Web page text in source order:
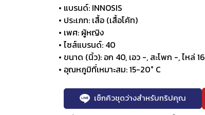
• แบรนด์: INNOSIS
• ประเภท: เสื้อ (เสื้อโค้ท)
• เพศ: ผู้หญิง
• ไซส์แบรนด์: 40
• ขนาด (นิ้ว): อก 40, เอว -, สะโพก -, ไหล่ 16
• อุณหภูมิที่เหมาะสม: 15-20° C
เช็กคิวชุดว่างสำหรับทริปคุณ